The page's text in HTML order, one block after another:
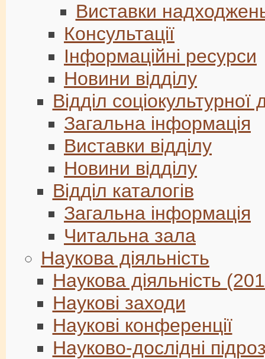
Виставки
Консультації
Інформаційні ресурси
Новини відділу
Відділ соціокультурної
Загальна інформація
Виставки відділу
Новини відділу
Відділ каталогів
Загальна інформація
Читальна зала
Наукова діяльність
Наукова діяльність
Наукові заходи
Наукові конференції
Науково-дослідні